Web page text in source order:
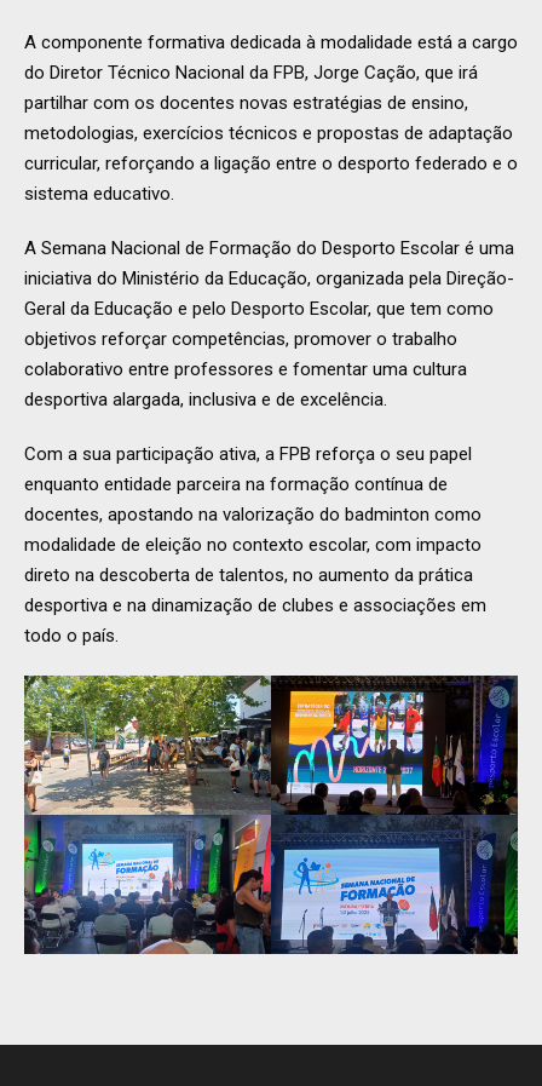
A componente formativa dedicada à modalidade está a cargo
do Diretor Técnico Nacional da FPB, Jorge Cação, que irá
partilhar com os docentes novas estratégias de ensino,
metodologias, exercícios técnicos e propostas de adaptação
curricular, reforçando a ligação entre o desporto federado e o
sistema educativo.
A Semana Nacional de Formação do Desporto Escolar é uma
iniciativa do Ministério da Educação, organizada pela Direção-
Geral da Educação e pelo Desporto Escolar, que tem como
objetivos reforçar competências, promover o trabalho
colaborativo entre professores e fomentar uma cultura
desportiva alargada, inclusiva e de excelência.
Com a sua participação ativa, a FPB reforça o seu papel
enquanto entidade parceira na formação contínua de
docentes, apostando na valorização do badminton como
modalidade de eleição no contexto escolar, com impacto
direto na descoberta de talentos, no aumento da prática
desportiva e na dinamização de clubes e associações em
todo o país.